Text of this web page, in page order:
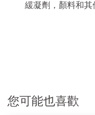
緩凝劑，顏料和其
您可能也喜歡